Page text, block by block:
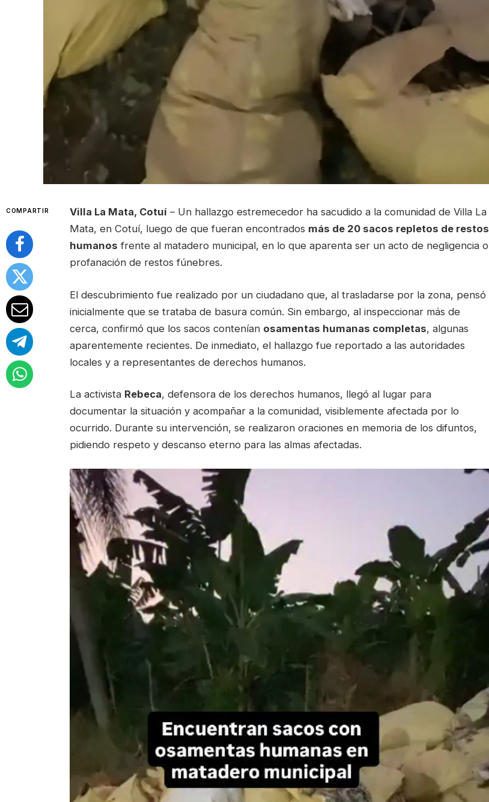
COMPARTIR Villa La Mata, Cotuí – Un hallazgo estremecedor ha sacudido a la comunidad de Villa La
Mata, en Cotuí, luego de que fueran encontrados más de 20 sacos repletos de restos
humanos frente al matadero municipal, en lo que aparenta ser un acto de negligencia o
profanación de restos fúnebres.
El descubrimiento fue realizado por un ciudadano que, al trasladarse por la zona, pensó
inicialmente que se trataba de basura común. Sin embargo, al inspeccionar más de
cerca, confirmó que los sacos contenían osamentas humanas completas, algunas
aparentemente recientes. De inmediato, el hallazgo fue reportado a las autoridades
locales y a representantes de derechos humanos.
La activista Rebeca, defensora de los derechos humanos, llegó al lugar para
documentar la situación y acompañar a la comunidad, visiblemente afectada por lo
ocurrido. Durante su intervención, se realizaron oraciones en memoria de los difuntos,
pidiendo respeto y descanso eterno para las almas afectadas.